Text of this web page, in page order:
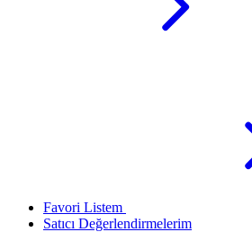
Favori Listem
Satıcı Değerlendirmelerim